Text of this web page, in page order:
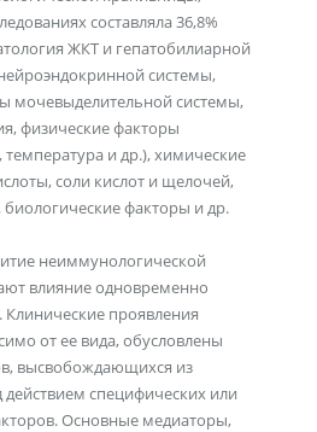
составляла 36,8%
ЖКТ и гепатобилиарной
системы,
мочевыделительной системы,
физические факторы
и др.), химические
соли кислот и щелочей,
факторы и др.
неиммунологической
влияние одновременно
Клинические проявления
от ее вида, обусловлены
высвобождающихся из
специфических или
Основные медиаторы,